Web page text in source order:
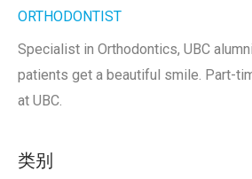
ORTHODONTIST
Specialist in Orthodontics, UBC
patients get a beautiful smile. Part-
at UBC.
类别